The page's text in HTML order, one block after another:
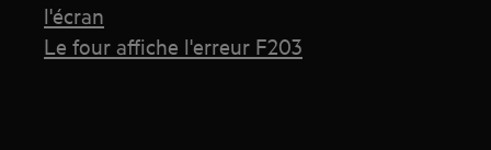
l'écran
Le four affiche l'erreur F203